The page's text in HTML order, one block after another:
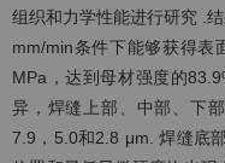
组织和力学性能进行研究 .
mm/min条件下能够获得表
MPa，达到母材强度的
异，焊缝上部、中部、下
7.9，5.0和2.8 μm. 焊缝底